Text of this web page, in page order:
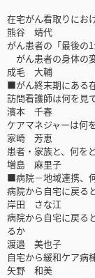
在宅がん看取りにお
熊谷 靖代
がん患者の「最後の
がん患者の身体の
成毛 大輔
■がん終末期にある
訪問看護師は何を見
濱本 千春
ケアマネジャーは何
家崎 芳恵
患者・家族と、何を
増島 麻里子
■病院－地域連携、
病院から自宅に戻る
岸田 さな江
病院から自宅に戻る
るか
渡邉 美也子
自宅から緩和ケア病
矢野 和美